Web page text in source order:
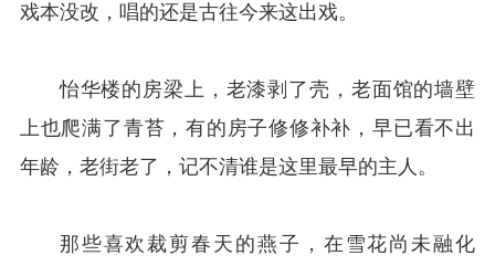
戏本没改，唱的还是古往今来这出戏。
怡华楼的房梁上，老漆剥了壳，老面馆的墙壁
上也爬满了青苔，有的房子修修补补，早已看不出
年龄，老街老了，记不清谁是这里最早的主人。
那些喜欢裁剪春天的燕子，在雪花尚未融化